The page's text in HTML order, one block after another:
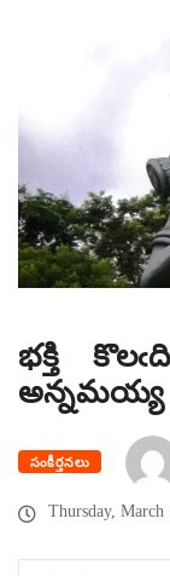
భక్తి
అన్నమయ్య
సంకీర్తనలు
Thursday, March